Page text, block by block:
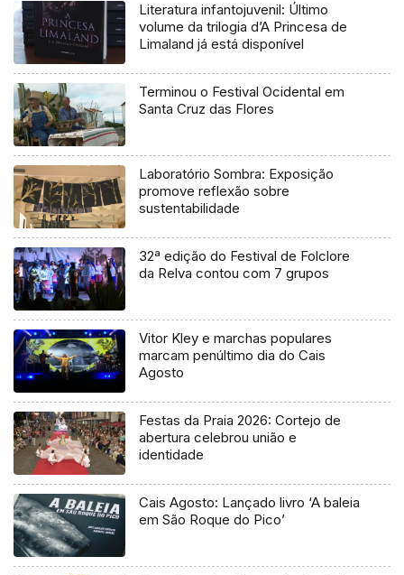
Literatura infantojuvenil: Último
volume da trilogia d’A Princesa de
Limaland já está disponível
Terminou o Festival Ocidental em
Santa Cruz das Flores
Laboratório Sombra: Exposição
promove reflexão sobre
sustentabilidade
32ª edição do Festival de Folclore
da Relva contou com 7 grupos
Vitor Kley e marchas populares
marcam penúltimo dia do Cais
Agosto
Festas da Praia 2026: Cortejo de
abertura celebrou união e
identidade
Cais Agosto: Lançado livro ‘A baleia
em São Roque do Pico’